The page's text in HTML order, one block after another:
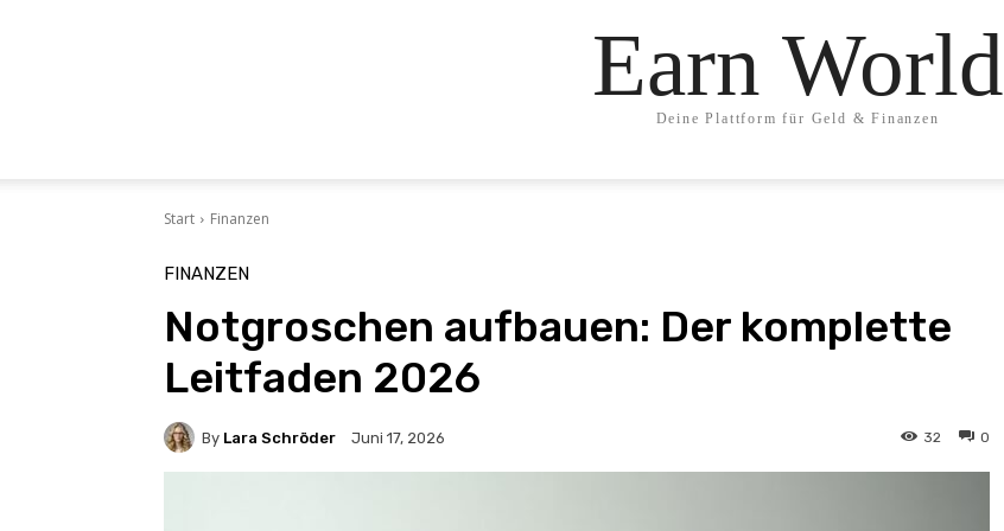
Earn World
Deine Plattform für Geld & Finanzen
Start Finanzen
FINANZEN
Notgroschen aufbauen: Der komplette
Leitfaden 2026
By Lara Schröder Juni 17, 2026 0
32